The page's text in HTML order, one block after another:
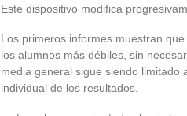
Este dispositivo modifica
Los primeros informes muestran
los alumnos más débiles, sin
media general sigue siendo limitado
individual de los resultados.